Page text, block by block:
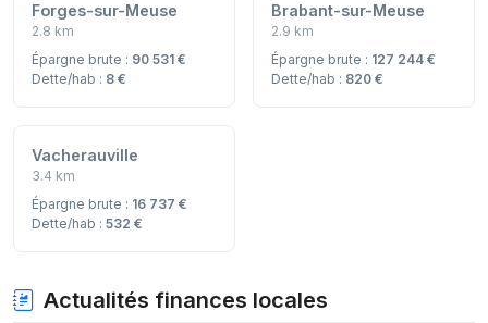
Forges-sur-Meuse
2.8 km
Épargne brute : 90 531 €
Dette/hab : 8 €
Brabant-sur-Meuse
2.9 km
Épargne brute : 127 244 €
Dette/hab : 820 €
Vacherauville
3.4 km
Épargne brute : 16 737 €
Dette/hab : 532 €
Actualités finances locales